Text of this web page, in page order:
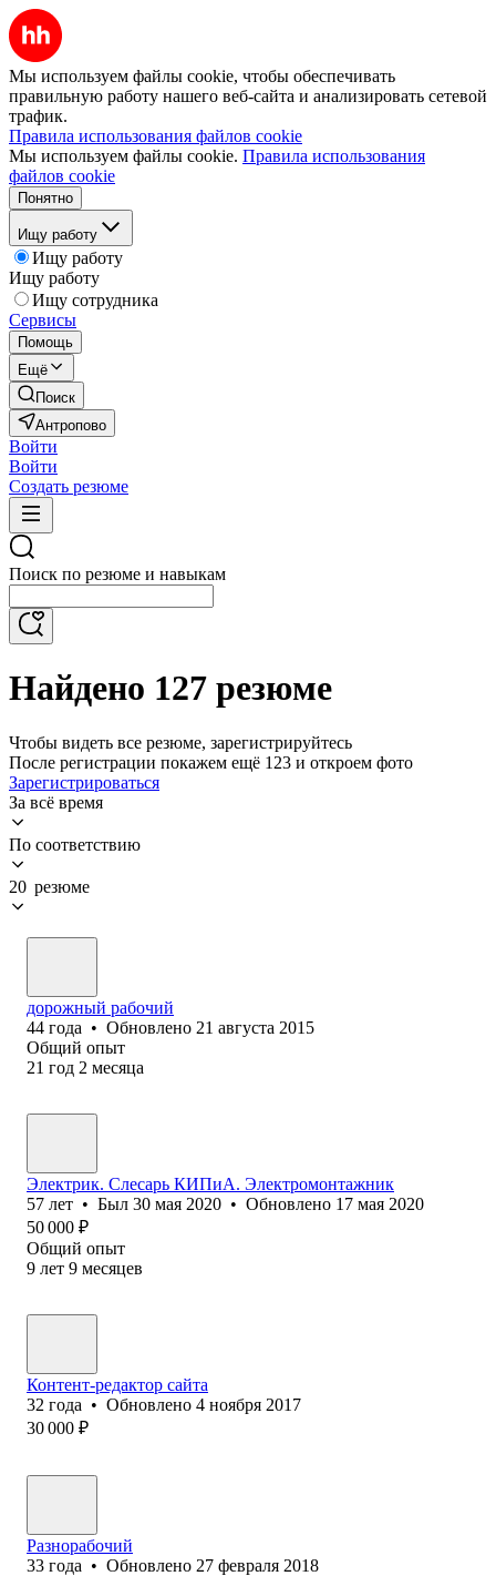
Мы используем файлы cookie, чтобы обеспечивать
правильную работу нашего веб-сайта и анализировать сетевой
трафик.
Правила использования файлов cookie
Мы используем файлы cookie. Правила использования
файлов cookie
Понятно
Ищу работу
Ищу работу
Ищу работу
Ищу сотрудника
Сервисы
Помощь
Ещё
Поиск
Антропово
Войти
Войти
Создать резюме
Поиск по резюме и навыкам
Найдено 127 резюме
Чтобы видеть все резюме, зарегистрируйтесь
После регистрации покажем ещё 123 и откроем фото
Зарегистрироваться
За всё время
По соответствию
20 резюме
дорожный рабочий
44 года • Обновлено 21 августа 2015
Общий опыт
21 год 2 месяца
Электрик. Слесарь КИПиА. Электромонтажник
57 лет • Был 30 мая 2020 • Обновлено 17 мая 2020
50 000 ₽
Общий опыт
9 лет 9 месяцев
Контент-редактор сайта
32 года • Обновлено 4 ноября 2017
30 000 ₽
Разнорабочий
33 года • Обновлено 27 февраля 2018